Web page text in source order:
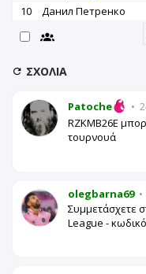
10
Данил Петренко
ΣΧΌΛΙΑ
Patoche •
RZKMB26E
τουρνουά
olegbarna69 •
Συμμετάσχετε
League -